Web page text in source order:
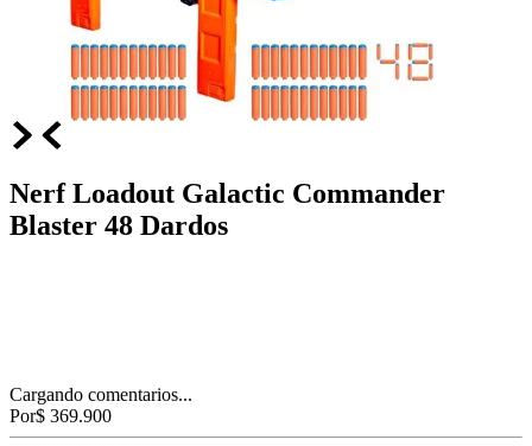
Nerf Loadout Galactic Commander
Blaster 48 Dardos
Cargando comentarios...
Por$ 369.900